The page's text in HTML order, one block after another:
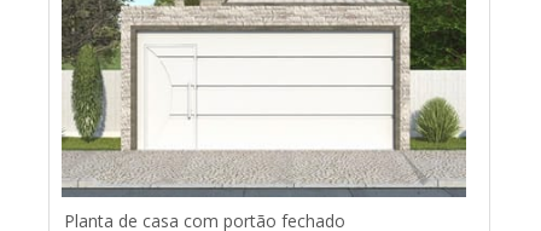
Planta de casa com portão fechado